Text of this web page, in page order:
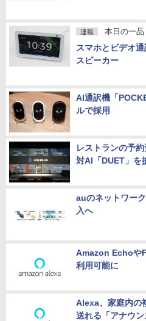
連載 本日の一品
スマホとビデオ
スピーカー
AI通訳機「
ルで採用
レストランの予
対AI「DUET」を
auのネットワー
入へ
Amazon Echoや
利用可能に
Alexa、家庭内の
送れる「アナウン